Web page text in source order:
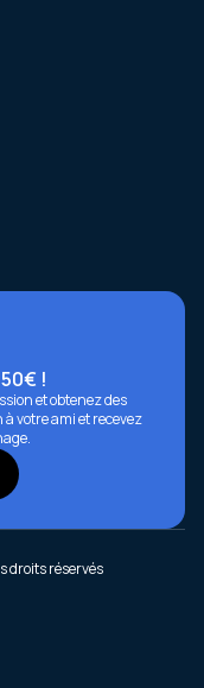
!
et obtenez des
votre ami et recevez
droits réservés